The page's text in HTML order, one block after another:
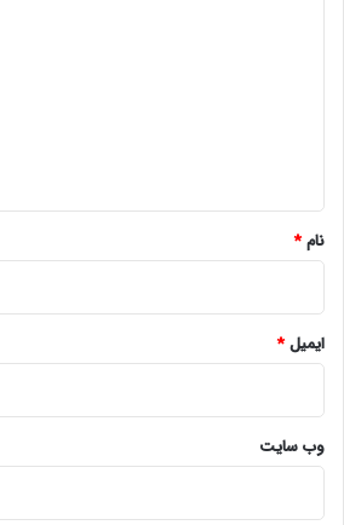
نام*
ایمیل*
وب‌ سایت